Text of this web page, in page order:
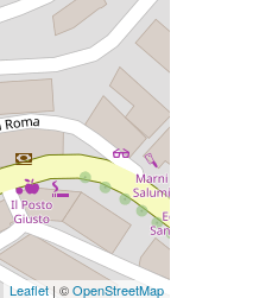
Leaflet| ©OpenStreetMap